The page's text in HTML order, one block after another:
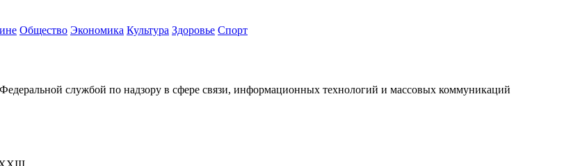
Общество Экономика Культура Здоровье Спорт
службой по надзору в сфере связи, информационных технологий и массовых коммуникаций